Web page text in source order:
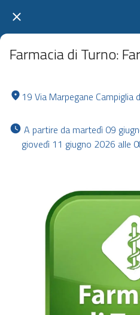
Farmacia di Turno:
19 Via Marpegane Campiglia
giovedì 11 giugno 2026 alle